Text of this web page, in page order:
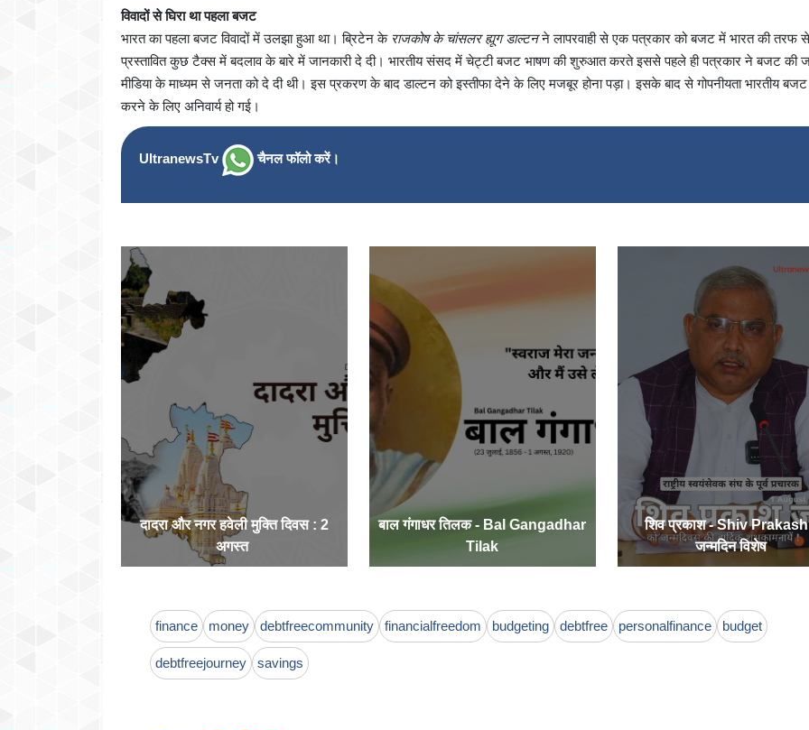
विवादों से घिरा था पहला बजट
भारत का पहला बजट विवादों में उलझा हुआ था। ब्रिटेन के राजकोष के चांसलर ह्यूग डाल्टनने लापरवाही से एक पत्रकार को बजट में भारत की तरफ से
प्रस्तावित कुछ टैक्स में बदलाव के बारे में जानकारी दे दी। भारतीय संसद में चेट्टी बजट भाषण की शुरुआत करते इससे पहले ही पत्रकार ने बजट की
मीडिया के माध्यम से जनता को दे दी थी। इस प्रकरण के बाद डाल्टन को इस्तीफा देने के लिए मजबूर होना पड़ा। इसके बाद से गोपनीयता भारतीय
करने के लिए अनिवार्य हो गई।
UltranewsTv चैनल फॉलो करें।
दादरा और नगर हवेली मुक्ति दिवस : 2
अगस्त
बाल गंगाधर तिलक - Bal Gangadhar
Tilak
शिव प्रकाश - Shiv
जन्मदिन विशेष
finance money debtfreecommunity financialfreedom budgeting debtfree personalfinance budget
debtfreejourney savings